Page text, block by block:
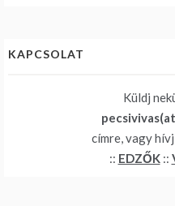
KAPCSOLAT
Küldj
címre, vagy
:: EDZŐK::